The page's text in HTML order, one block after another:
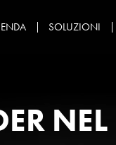
SOLUZIONI
NEL